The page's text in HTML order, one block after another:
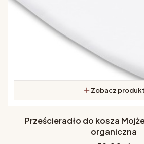
Zobacz produkt
Prześcieradło do kosza
organiczna